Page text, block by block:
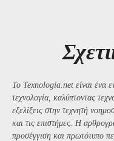
Το Texnologia.net είναι ένα
τεχνολογία, καλύπτοντας
εξελίξεις στην τεχνητή
και τις επιστήμες. Η
προσέγγιση και πρωτότυπο